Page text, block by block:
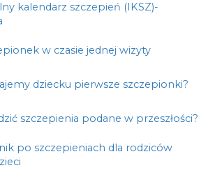
kalendarz szczepień (IKSZ)-
w czasie jednej wizyty
dziecku pierwsze szczepionki?
szczepienia podane w przeszłości?
po szczepieniach dla rodziców